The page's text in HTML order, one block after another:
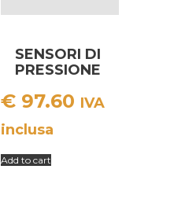
SENSORI DI
PRESSIONE
METAL
€ 97.60 IVA
inclusa
Add to cart